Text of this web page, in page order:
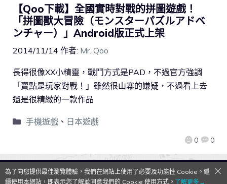
【Qoo下載】全國實時對戰的拼圖遊戲！
「拼圖獸大冒險（モンスターパズルアドベ
ンチャー）」Android版正式上架
2014/11/14 作者: Mr. Qoo
0 0
長得很像XX小精靈，戰鬥方式是PAD，不過官方強調
「賣點是玩家對戰！」雖然很山寨的嫌疑，不過看上去
還是很精緻的一款作品
手機遊戲、 日本遊戲
QooApp Limited © 2026
為了向您提供最佳瀏覽體驗，我們在網站上使用了必要及功能性 Cookie。繼
續使用本網站，即表示您了解並同意我們的 Cookie 使用方式。 了解更多→